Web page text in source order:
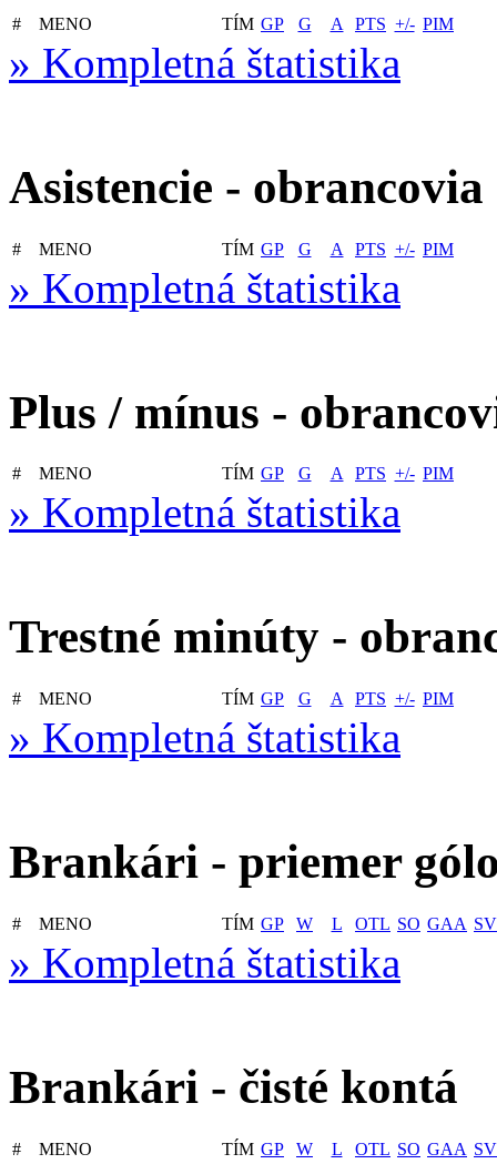
# MENO TÍM GP G A PTS +/- PIM
» Kompletná štatistika
Asistencie - obrancovia
# MENO TÍM GP G A PTS +/- PIM
» Kompletná štatistika
Plus / mínus -
# MENO TÍM GP G A PTS +/- PIM
» Kompletná štatistika
Trestné minúty -
# MENO TÍM GP G A PTS +/- PIM
» Kompletná štatistika
Brankári - priemer
# MENO TÍM GP W L OTL SO GAA SV
» Kompletná štatistika
Brankári - čisté kontá
# MENO TÍM GP W L OTL SO GAA SV